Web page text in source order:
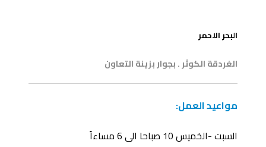
البحر الاحمر
الغردقة الكوثر . بجوار بزينة التعاون
مواعيد العمل:
السبت -الخميس 10 صباحا الى 6 مساءاً